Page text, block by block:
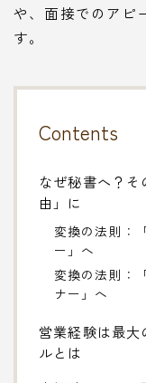
や、面接でのアピ
す。
Contents
なぜ秘書へ？
由」に
変換の法則：
ー」へ
変換の法則：
ナー」へ
営業経験は最
ルとは